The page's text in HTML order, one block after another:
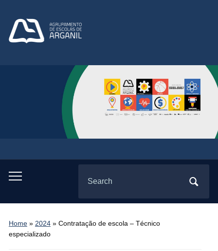
Toggle
menu
for:
Home» 2024» Contratação de escola – Técnico
especializado